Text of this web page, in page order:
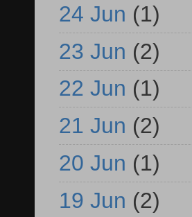
24 Jun (1)
23 Jun (2)
22 Jun (1)
21 Jun (2)
20 Jun (1)
19 Jun (2)